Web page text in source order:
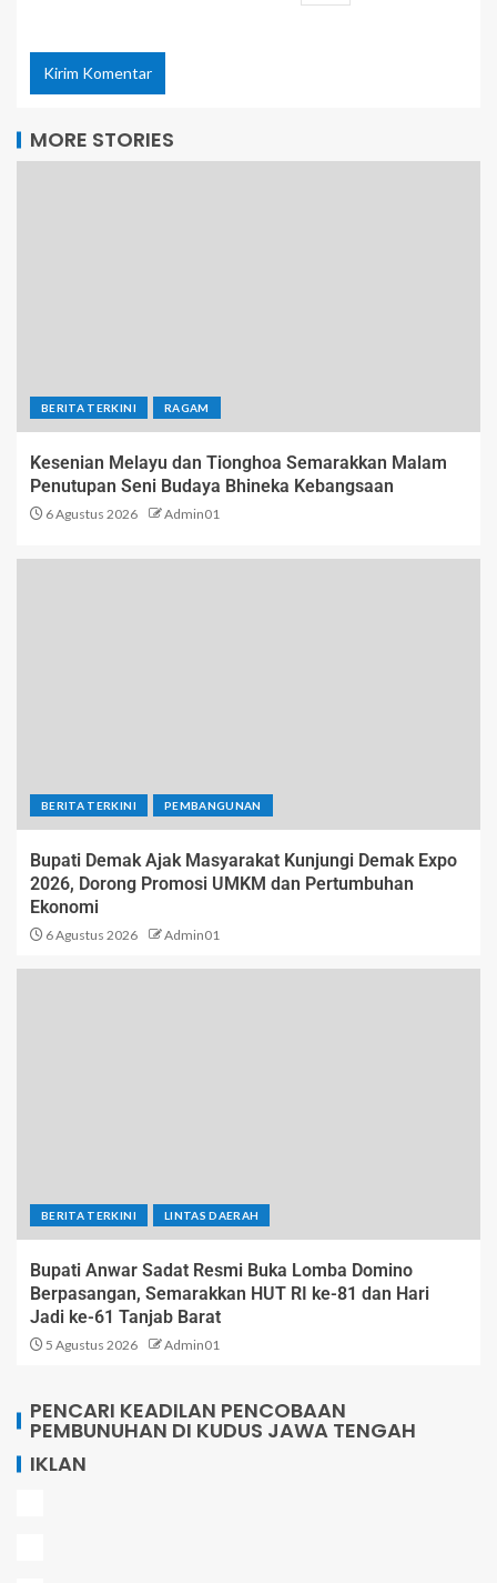
MORE STORIES
BERITA TERKINI RAGAM
Kesenian Melayu dan Tionghoa Semarakkan Malam
Penutupan Seni Budaya Bhineka Kebangsaan
6 Agustus 2026 Admin01
BERITA TERKINI PEMBANGUNAN
Bupati Demak Ajak Masyarakat Kunjungi Demak Expo
2026, Dorong Promosi UMKM dan Pertumbuhan
Ekonomi
6 Agustus 2026 Admin01
BERITA TERKINI LINTAS DAERAH
Bupati Anwar Sadat Resmi Buka Lomba Domino
Berpasangan, Semarakkan HUT RI ke-81 dan Hari
Jadi ke-61 Tanjab Barat
5 Agustus 2026 Admin01
PENCARI KEADILAN PENCOBAAN
PEMBUNUHAN DI KUDUS JAWA TENGAH
IKLAN